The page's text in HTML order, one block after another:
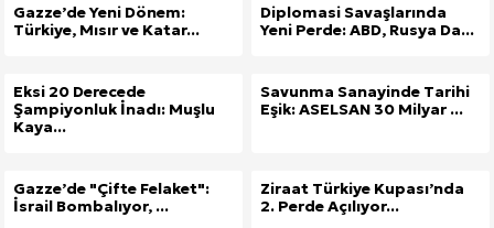
Gazze’de Yeni Dönem:
Türkiye, Mısır ve Katar...
Diplomasi Savaşlarında
Yeni Perde: ABD, Rusya Da...
Eksi 20 Derecede
Şampiyonluk İnadı: Muşlu
Kaya...
Savunma Sanayinde Tarihi
Eşik: ASELSAN 30 Milyar ...
Gazze’de "Çifte Felaket":
İsrail Bombalıyor, ...
Ziraat Türkiye Kupası’nda
2. Perde Açılıyor...